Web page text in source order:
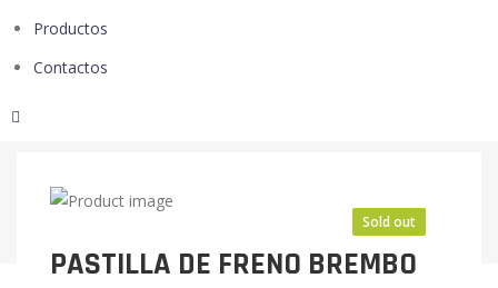
Productos
Contactos
Sold out
PASTILLA DE FRENO BREMBO